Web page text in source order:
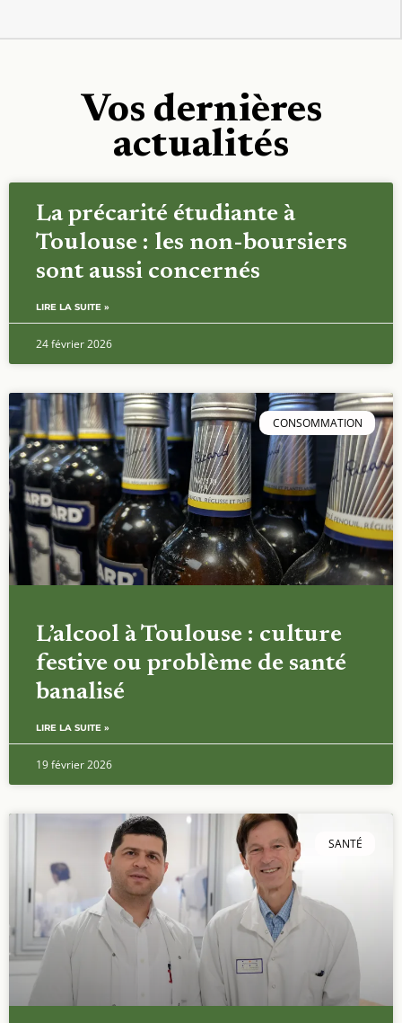
Vos dernières
actualités
La précarité étudiante à
Toulouse : les non-boursiers
sont aussi concernés
LIRE LA SUITE »
24 février 2026
CONSOMMATION
L’alcool à Toulouse : culture
festive ou problème de santé
banalisé
LIRE LA SUITE »
19 février 2026
SANTÉ